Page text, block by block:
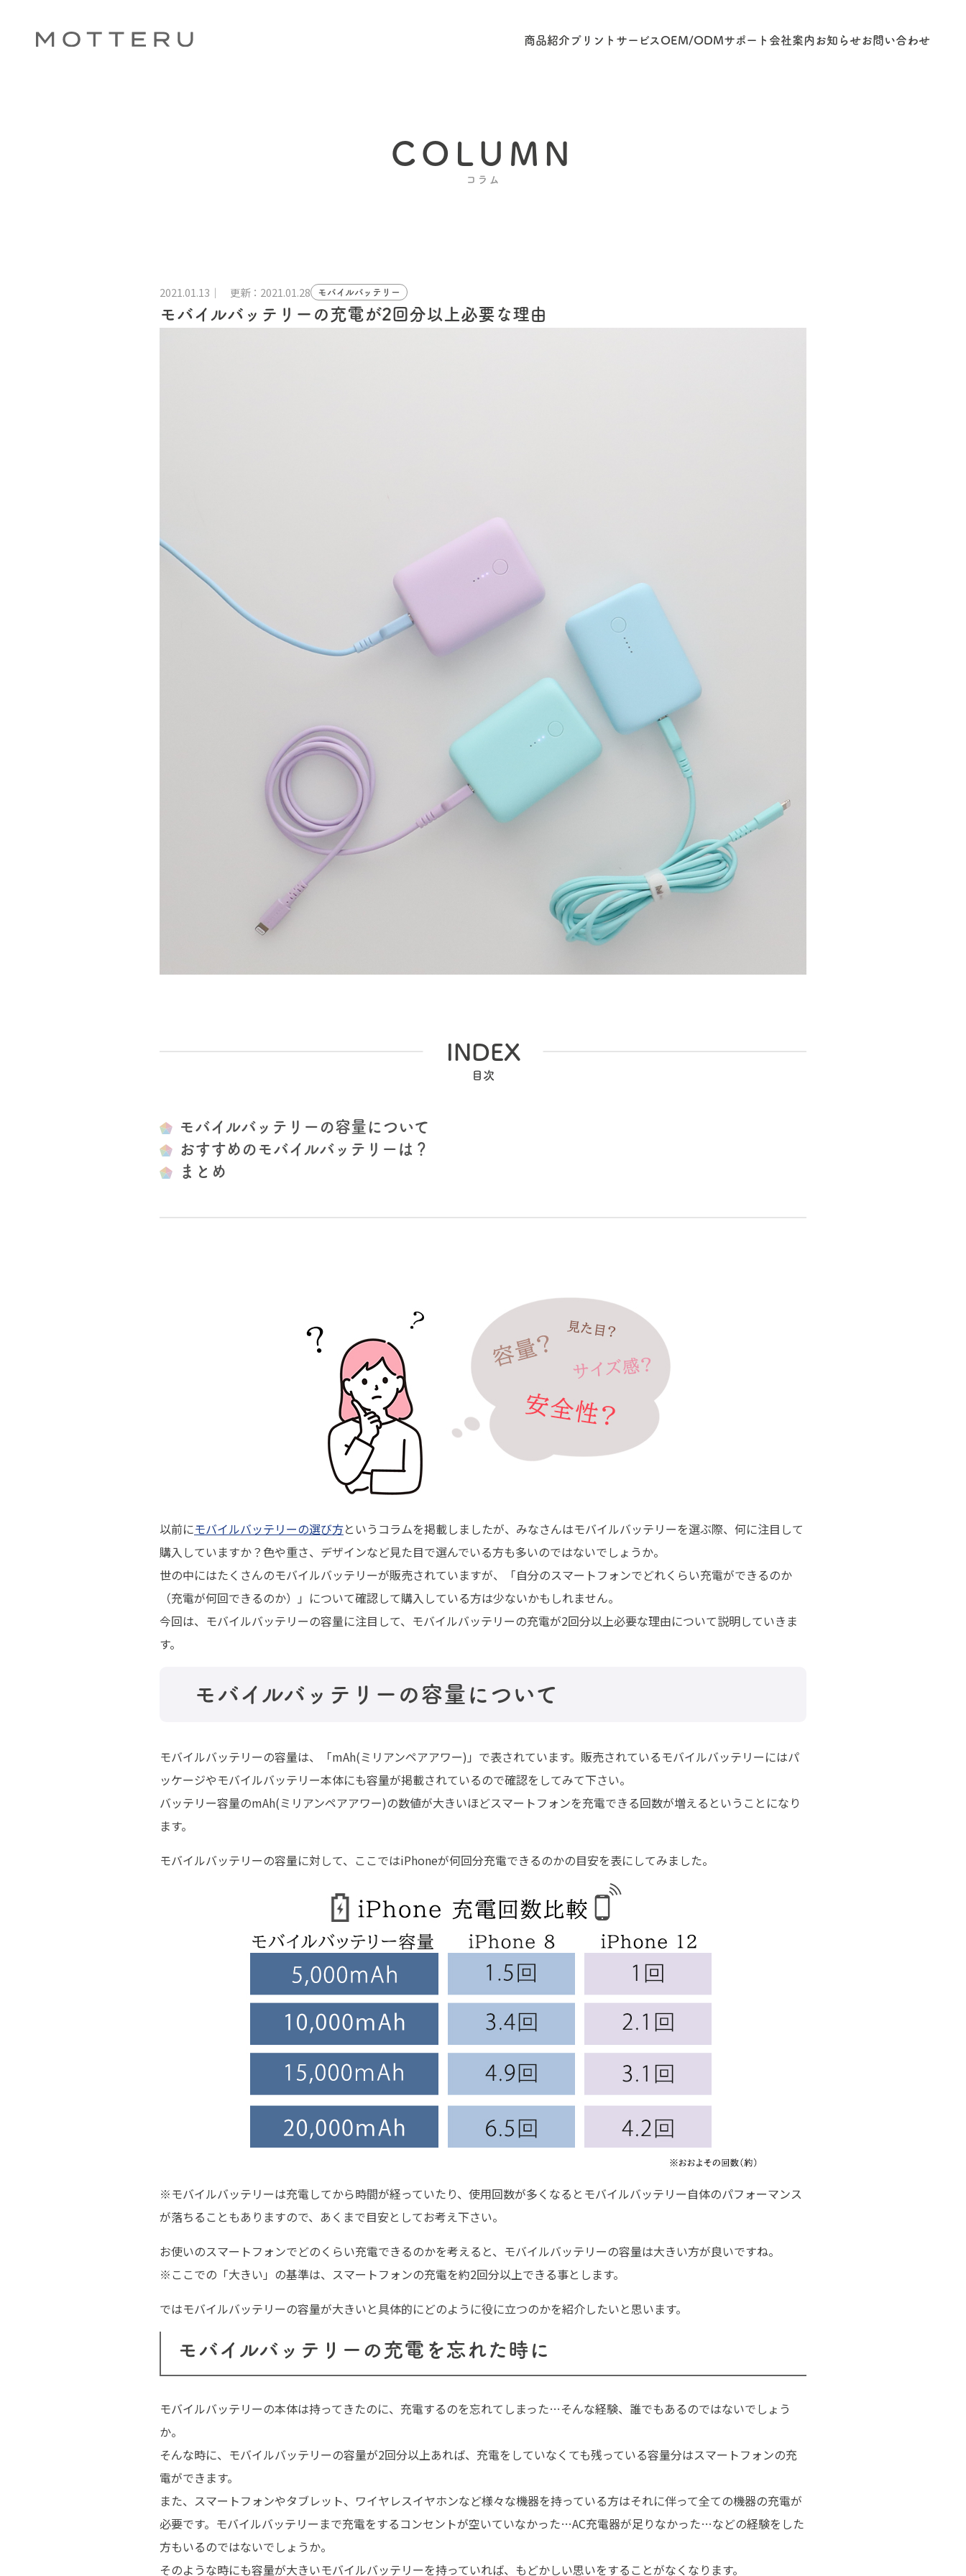
商品紹介 プリントサービス OEM/ODMサポート 会社案内 お知らせお問い合わせ
COLUMN
コラム
2021.01.13 更新：2021.01.28 モバイルバッテリー
モバイルバッテリーの充電が2回分以上必要な理由
INDEX
モバイルバッテリーの容量について
おすすめのモバイルバッテリーは？
まとめ
以前にモバイルバッテリーの選び方というコラムを掲載しましたが、みなさんはモバイルバッテリーを選ぶ際、何に注目して
購入していますか？色や重さ、デザインなど見た目で選んでいる方も多いのではないでしょうか。
世の中にはたくさんのモバイルバッテリーが販売されていますが、「自分のスマートフォンでどれくらい充電ができるのか
（充電が何回できるのか）」について確認して購入している方は少ないかもしれません。
今回は、モバイルバッテリーの容量に注目して、モバイルバッテリーの充電が2回分以上必要な理由について説明していきま
す。
モバイルバッテリーの容量について
モバイルバッテリーの容量は、「mAh(ミリアンペアアワー)」で表されています。販売されているモバイルバッテリーにはパ
ッケージやモバイルバッテリー本体にも容量が掲載されているので確認をしてみて下さい。
バッテリー容量のmAh(ミリアンペアアワー)の数値が大きいほどスマートフォンを充電できる回数が増えるということになり
ます。
モバイルバッテリーの容量に対して、ここではiPhoneが何回分充電できるのかの目安を表にしてみました。
※モバイルバッテリーは充電してから時間が経っていたり、使用回数が多くなるとモバイルバッテリー自体のパフォーマンス
が落ちることもありますので、あくまで目安としてお考え下さい。
お使いのスマートフォンでどのくらい充電できるのかを考えると、モバイルバッテリーの容量は大きい方が良いですね。
※ここでの「大きい」の基準は、スマートフォンの充電を約2回分以上できる事とします。
ではモバイルバッテリーの容量が大きいと具体的にどのように役に立つのかを紹介したいと思います。
モバイルバッテリーの充電を忘れた時に
モバイルバッテリーの本体は持ってきたのに、充電するのを忘れてしまった…そんな経験、誰でもあるのではないでしょう
か。
そんな時に、モバイルバッテリーの容量が2回分以上あれば、充電をしていなくても残っている容量分はスマートフォンの充
電ができます。
また、スマートフォンやタブレット、ワイヤレスイヤホンなど様々な機器を持っている方はそれに伴って全ての機器の充電が
必要です。モバイルバッテリーまで充電をするコンセントが空いていなかった…AC充電器が足りなかった…などの経験をした
方もいるのではないでしょうか。
そのような時にも容量が大きいモバイルバッテリーを持っていれば、もどかしい思いをすることがなくなります。